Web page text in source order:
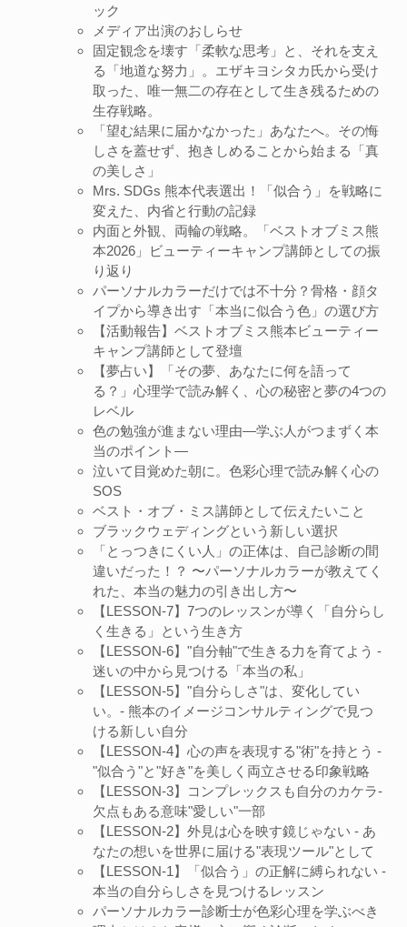
ック
メディア出演のおしらせ
固定観念を壊す「柔軟な思考」と、それを支え
る「地道な努力」。エザキヨシタカ氏から受け
取った、唯一無二の存在として生き残るための
生存戦略。
「望む結果に届かなかった」あなたへ。その悔
しさを蓋せず、抱きしめることから始まる「真
の美しさ」
Mrs. SDGs 熊本代表選出！「似合う」を戦略に
変えた、内省と行動の記録
内面と外観、両輪の戦略。「ベストオブミス熊
本2026」ビューティーキャンプ講師としての振
り返り
パーソナルカラーだけでは不十分？骨格・顔タ
イプから導き出す「本当に似合う色」の選び方
【活動報告】ベストオブミス熊本ビューティー
キャンプ講師として登壇
【夢占い】「その夢、あなたに何を語って
る？」心理学で読み解く、心の秘密と夢の4つの
レベル
色の勉強が進まない理由―学ぶ人がつまずく本
当のポイント―
泣いて目覚めた朝に。色彩心理で読み解く心の
SOS
ベスト・オブ・ミス講師として伝えたいこと
ブラックウェディングという新しい選択
「とっつきにくい人」の正体は、自己診断の間
違いだった！？ 〜パーソナルカラーが教えてく
れた、本当の魅力の引き出し方〜
【LESSON-7】7つのレッスンが導く「自分らし
く生きる」という生き方
【LESSON-6】"自分軸"で生きる力を育てよう -
迷いの中から見つける「本当の私」
【LESSON-5】"自分らしさ"は、変化してい
い。- 熊本のイメージコンサルティングで見つ
ける新しい自分
【LESSON-4】心の声を表現する"術"を持とう -
"似合う"と"好き"を美しく両立させる印象戦略
【LESSON-3】コンプレックスも自分のカケラ-
欠点もある意味"愛しい"一部
【LESSON-2】外見は心を映す鏡じゃない - あ
なたの想いを世界に届ける"表現ツール"として
【LESSON-1】「似合う」の正解に縛られない -
本当の自分らしさを見つけるレッスン
パーソナルカラー診断士が色彩心理を学ぶべき